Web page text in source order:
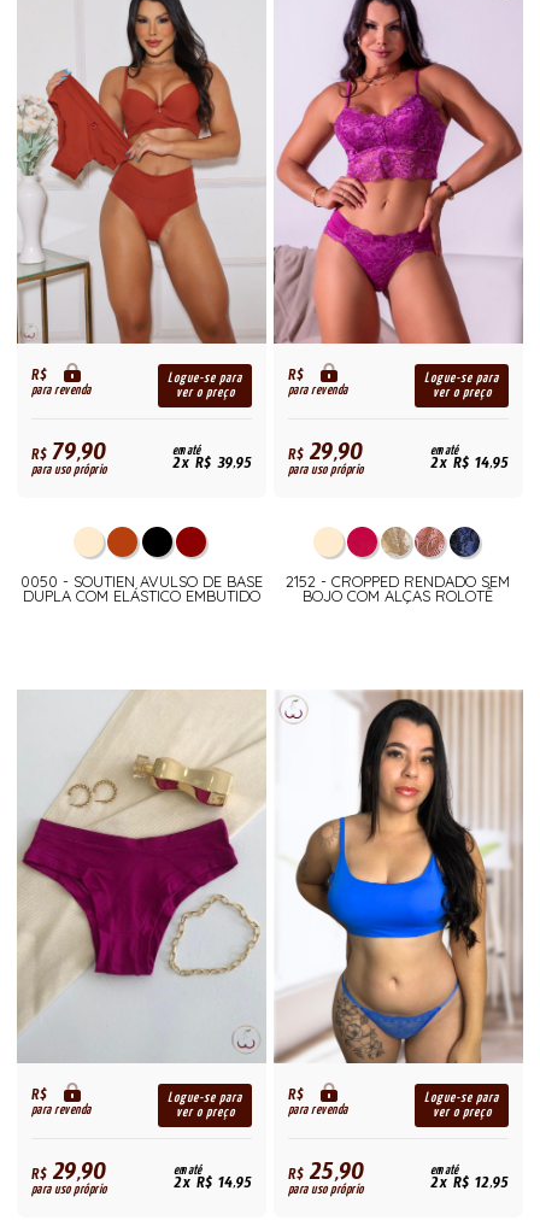
R$
para revenda
Logue-se para
ver o preço
R$79,90
para uso próprio
em até
2x R$ 39,95
0050 - SOUTIEN AVULSO DE BASE
DUPLA COM ELÁSTICO EMBUTIDO
R$
para revenda
Logue-se para
ver o preço
R$29,90
para uso próprio
em até
2x R$ 14,95
2152 - CROPPED RENDADO SEM
BOJO COM ALÇAS ROLOTÊ
R$
para revenda
Logue-se para
ver o preço
R$29,90
para uso próprio
em até
2x R$ 14,95
R$
para revenda
Logue-se para
ver o preço
R$25,90
para uso próprio
em até
2x R$ 12,95